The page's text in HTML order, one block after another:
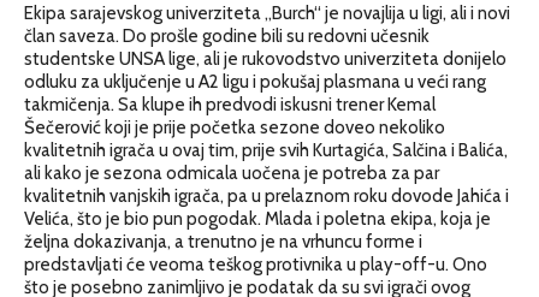
Ekipa sarajevskog univerziteta „Burch“ je novajlija u ligi, ali i novi
član saveza. Do prošle godine bili su redovni učesnik
studentske UNSA lige, ali je rukovodstvo univerziteta donijelo
odluku za uključenje u A2 ligu i pokušaj plasmana u veći rang
takmičenja. Sa klupe ih predvodi iskusni trener Kemal
Šečerović koji je prije početka sezone doveo nekoliko
kvalitetnih igrača u ovaj tim, prije svih Kurtagića, Salčina i Balića,
ali kako je sezona odmicala uočena je potreba za par
kvalitetnih vanjskih igrača, pa u prelaznom roku dovode Jahića i
Velića, što je bio pun pogodak. Mlada i poletna ekipa, koja je
željna dokazivanja, a trenutno je na vrhuncu forme i
predstavljati će veoma teškog protivnika u play-off-u. Ono
što je posebno zanimljivo je podatak da su svi igrači ovog